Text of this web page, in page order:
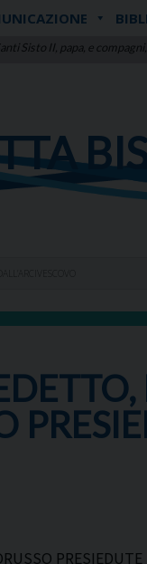
Sisto II, papa, e
PRESIEDUTE